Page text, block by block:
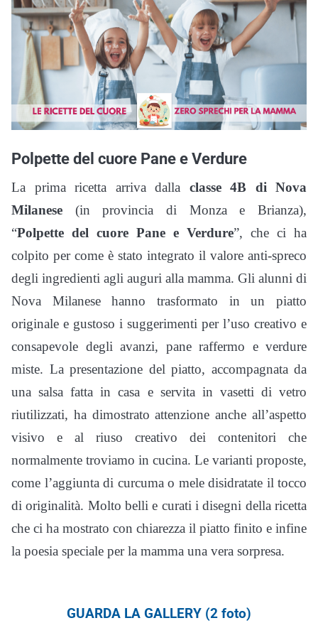
Polpette del cuore Pane e Verdure
La prima ricetta arriva dalla classe 4B di Nova
Milanese (in provincia di Monza e Brianza),
“Polpette del cuore Pane e Verdure”, che ci ha
colpito per come è stato integrato il valore anti-spreco
degli ingredienti agli auguri alla mamma. Gli alunni di
Nova Milanese hanno trasformato in un piatto
originale e gustoso i suggerimenti per l’uso creativo e
consapevole degli avanzi, pane raffermo e verdure
miste. La presentazione del piatto, accompagnata da
una salsa fatta in casa e servita in vasetti di vetro
riutilizzati, ha dimostrato attenzione anche all’aspetto
visivo e al riuso creativo dei contenitori che
normalmente troviamo in cucina. Le varianti proposte,
come l’aggiunta di curcuma o mele disidratate il tocco
di originalità. Molto belli e curati i disegni della ricetta
che ci ha mostrato con chiarezza il piatto finito e infine
la poesia speciale per la mamma una vera sorpresa.
GUARDA LA GALLERY (2 foto)